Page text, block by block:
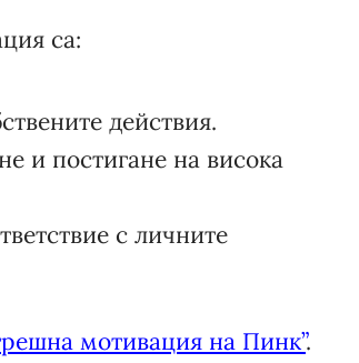
са:
действия.
и постигане на висока
с личните
мотивация на Пинк”.